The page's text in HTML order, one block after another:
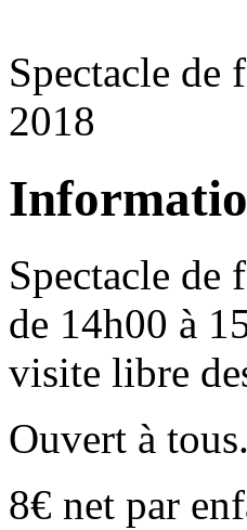
Spectacle de
2018
Spectacle de
de 14h00 à
visite libre
Ouvert à tous.
8€ net par